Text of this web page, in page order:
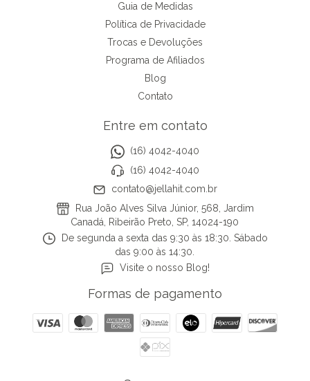
Guia de Medidas
Política de Privacidade
Trocas e Devoluções
Programa de Afiliados
Blog
Contato
Entre em contato
(16) 4042-4040
(16) 4042-4040
contato@jellahit.com.br
Rua João Alves Silva Júnior, 568, Jardim
Canadá, Ribeirão Preto, SP, 14024-190
De segunda a sexta das 9:30 às 18:30. Sábado
das 9:00 às 14:30.
Visite o nosso Blog!
Formas de pagamento